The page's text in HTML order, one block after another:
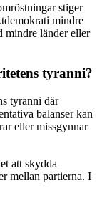
stiger
mindre
mindre länder eller
tyranni?
tyranni där
balanser kan
eller missgynnar
att skydda
mellan partierna. I